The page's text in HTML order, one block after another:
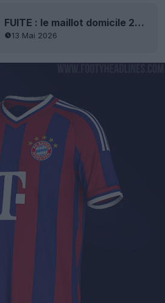
FUITE : le maillot domicile 2027-2028 du Bayern Munich sera violet
13 Mai 2026